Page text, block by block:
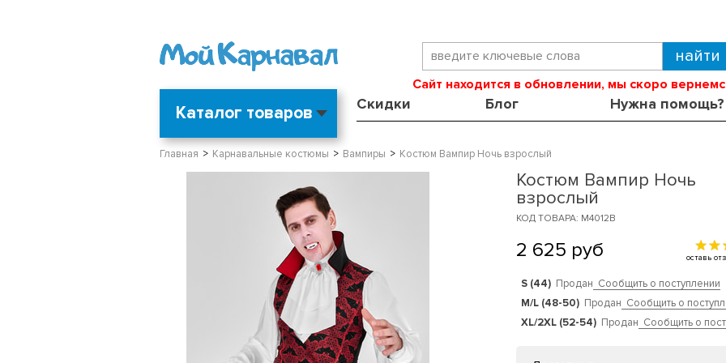
Сайт находится в обновлении, мы скоро
Каталог товаров Скидки Блог Нужна помощь?
Главная Карнавальные костюмы Вампиры Костюм Вампир Ночь взрослый
Костюм Вампир Ночь
взрослый
КОД ТОВАРА: M4012B
2 625 руб оставь
S (44) Продан Сообщить о поступлении
M/L (48-50) Продан Сообщить о
XL/2XL (52-54) Продан Сообщить о